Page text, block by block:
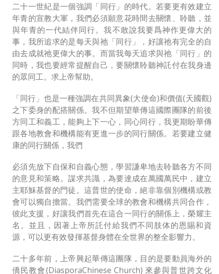
二十一世紀是一個強調「同行」的時代。若要更有效建立
年青的宣教大軍，我們必須願意花時間去關懷、聆聽，並
與年青的一代結伴同行。我不敢說我要爲神作更偉大的
事，我所追求的是每天與祂「同行」，好讓祂有完全的自
由去成就祂更偉大的事。而當我每天追求與祂「同行」的
同時，我也要經常提醒自己，要關懷聆聽神託付在我身邊
的眾同工。求上帝幫助。
「同行」也是一種強調在共同異象(大使命)和價值(天國觀)
之下委身的配搭關係。我不但期望華傳這國際團隊的前後
方同工和義工，能夠上下一心，同心同行，我更期盼華傳
跟各地教會和機構能有更進一步的同行關係。若要建立健
康的同行關係，我們
必須先放下自保和自義心態，學習謙卑地去聆聽各方不同
的意見和策略。謀求共識，為要達成在萬國萬民中，建立
主耶穌基督的門徒。這普世的使命，絕非靠個別機構或教
會可以獨自擔當。我們需要全球的教會和機構共同合作，
彼此支援，好讓我們首先在這合一同行的關係上，榮耀主
名。並且，因著上帝所託付給我們不同肢体的恩賜和資
源，可以更有效發揮基督身體在全世界的整全影響力。
二十多年前，上帝興起華傳這團隊，目的是要動員海外的
僑民教會(DiasporaChinese Church) 來參與普世跨文化